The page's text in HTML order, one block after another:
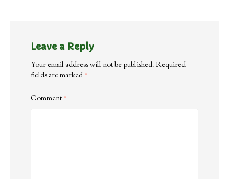
Leave a Reply
Your email address will not be published. Required
fields are marked *
Comment*